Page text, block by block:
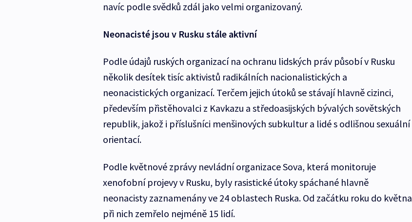
navíc podle svědků zdál jako velmi organizovaný.
Neonacisté jsou v Rusku stále aktivní
Podle údajů ruských organizací na ochranu lidských práv působí v Rusku
několik desítek tisíc aktivistů radikálních nacionalistických a
neonacistických organizací. Terčem jejich útoků se stávají hlavně cizinci,
především přistěhovalci z Kavkazu a středoasijských bývalých sovětských
republik, jakož i příslušníci menšinových subkultur a lidé s odlišnou sexuální
orientací.
Podle květnové zprávy nevládní organizace Sova, která monitoruje
xenofobní projevy v Rusku, byly rasistické útoky spáchané hlavně
neonacisty zaznamenány ve 24 oblastech Ruska. Od začátku roku do května
při nich zemřelo nejméně 15 lidí.